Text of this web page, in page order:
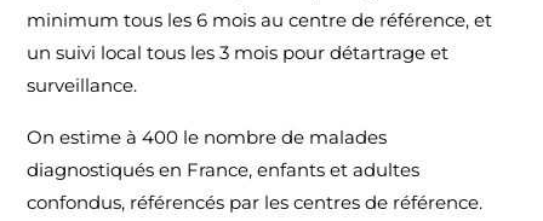
minimum tous les 6 mois au centre de référence, et
un suivi local tous les 3 mois pour détartrage et
surveillance.
On estime à 400 le nombre de malades
diagnostiqués en France, enfants et adultes
confondus, référencés par les centres de référence.